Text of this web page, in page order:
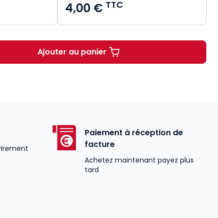
4,00 € TTC
Ajouter au panierLe statut de la Cour pénale
Paiement à réception de
facture
Achetez maintenant payez plus
tard